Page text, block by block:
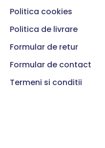
Politica cookies
Politica de livrare
Formular de retur
Formular de contact
Termeni si conditii